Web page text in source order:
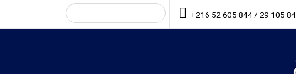
+216 52 605 844 / 29 105